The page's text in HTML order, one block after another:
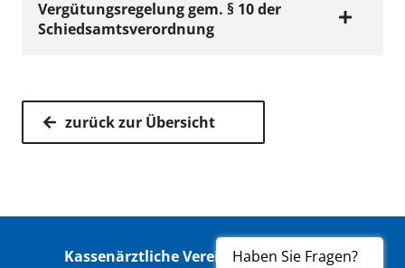
Haben Sie Fragen?
Vergütungsregelung gem. § 10 der
Schiedsamtsverordnung
VERTRÄGE
Vergütungsregelun
zurück zur Übersicht
Kassenärztliche Vereinigung Hamburg